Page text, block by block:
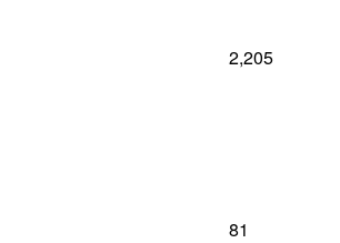
2,205
81